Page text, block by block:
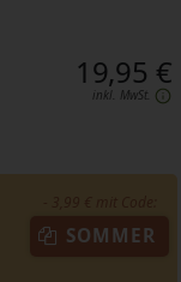
19,95 €
inkl. MwSt.
SOMMER